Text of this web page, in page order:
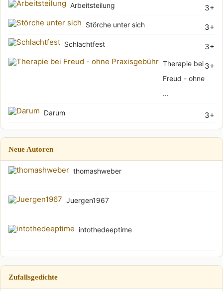
3+
Arbeitsteilung
3+
Störche unter sich
3+
Schlachtfest
3+
Therapie bei
Freud - ohne
...
3+
Darum
Neue Autoren
thomashweber
Juergen1967
intothedeeptime
Zufallsgedichte